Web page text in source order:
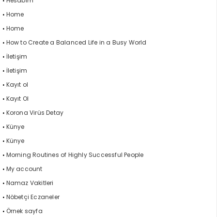
Home
Home
How to Create a Balanced Life in a Busy World
İletişim
İletişim
Kayıt ol
Kayıt Ol
Korona Virüs Detay
Künye
Künye
Morning Routines of Highly Successful People
My account
Namaz Vakitleri
Nöbetçi Eczaneler
Örnek sayfa